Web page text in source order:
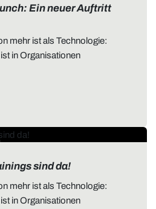
Ein neuer Auftritt
mehr ist als Technologie:
in Organisationen
sind da!
mehr ist als Technologie:
in Organisationen